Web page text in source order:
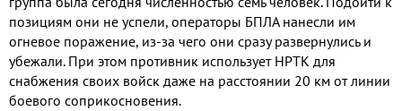
позициям они не успели, операторы БПЛА нанесли им
огневое поражение, из-за чего они сразу развернулись и
убежали. При этом противник использует НРТК для
снабжения своих войск даже на расстоянии 20 км от линии
боевого соприкосновения.